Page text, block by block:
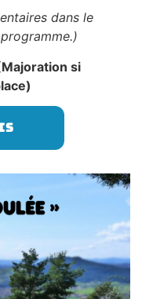
dans le
si